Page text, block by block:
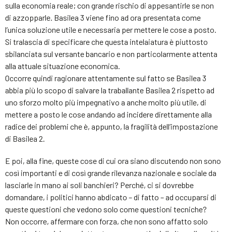
sulla economia reale; con grande rischio di appesantirle se non
di azzopparle. Basilea 3 viene fino ad ora presentata come
l’unica soluzione utile e necessaria per mettere le cose a posto.
Si tralascia di specificare che questa intelaiatura è piuttosto
sbilanciata sul versante bancario e non particolarmente attenta
alla attuale situazione economica.
Occorre quindi ragionare attentamente sul fatto se Basilea 3
abbia più lo scopo di salvare la traballante Basilea 2 rispetto ad
uno sforzo molto più impegnativo a anche molto più utile, di
mettere a posto le cose andando ad incidere direttamente alla
radice dei problemi che è, appunto, la fragilità dell’impostazione
di Basilea 2.
E poi, alla fine, queste cose di cui ora siano discutendo non sono
così importanti e di così grande rilevanza nazionale e sociale da
lasciarle in mano ai soli banchieri? Perché, ci si dovrebbe
domandare, i politici hanno abdicato – di fatto – ad occuparsi di
queste questioni che vedono solo come questioni tecniche?
Non occorre, affermare con forza, che non sono affatto solo